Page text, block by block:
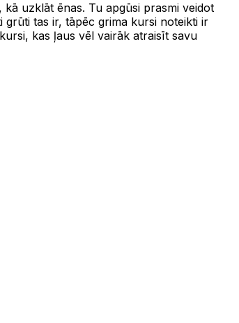
uzklāt ēnas. Tu apgūsi prasmi veidot
tas ir, tāpēc grima kursi noteikti ir
kas ļaus vēl vairāk atraisīt savu